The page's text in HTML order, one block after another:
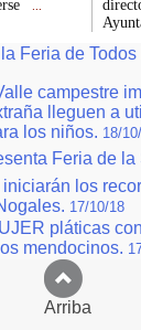
la Feria de
campestre
lleguen a
los niños. 18/
Feria de la
los
17/10/18
pláticas
mendocinos.
Arriba